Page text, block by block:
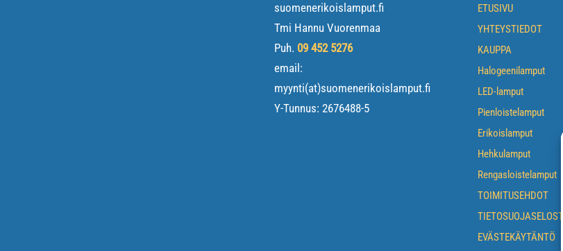
suomenerikoislamput.fi
Tmi Hannu Vuorenmaa
Puh. 09 452 5276
email:
myynti(at)suomenerikoislamput.fi
Y-Tunnus: 2676488-5
ETUSIVU
YHTEYSTIEDOT
KAUPPA
Halogeenilamput
LED-lamput
Pienloistelamput
Erikoislamput
Hehkulamput
Rengasloistelamput
TOIMITUSEHDOT
TIETOSUOJASELOSTE
EVÄSTEKÄYTÄNTÖ